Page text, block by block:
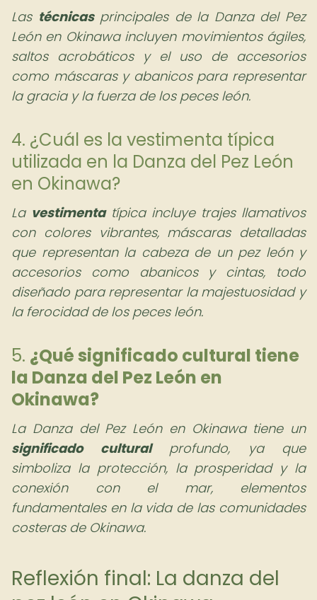
Las técnicasprincipales de la Danza del Pez
León en Okinawa incluyen movimientos ágiles,
saltos acrobáticos y el uso de accesorios
como máscaras y abanicos para representar
la gracia y la fuerza de los peces león.
4. ¿Cuál es la vestimenta típica
utilizada en la Danza del Pez León
en Okinawa?
La vestimentatípica incluye trajes llamativos
con colores vibrantes, máscaras detalladas
que representan la cabeza de un pez león y
accesorios como abanicos y cintas, todo
diseñado para representar la majestuosidad y
la ferocidad de los peces león.
5. ¿Qué significado cultural tiene
la Danza del Pez León en
Okinawa?
La Danza del Pez León en Okinawa tiene un
significado culturalprofundo, ya que
simboliza la protección, la prosperidad y la
conexión con el mar, elementos
fundamentales en la vida de las comunidades
costeras de Okinawa.
Reflexión final: La danza del